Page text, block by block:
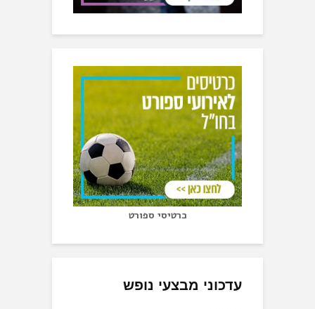
כרטיסי ספורט
עדכוני מבצעי נופש